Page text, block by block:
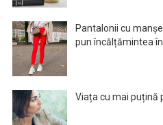
Pantalonii cu
pun încălțămintea
Viața cu mai puțină